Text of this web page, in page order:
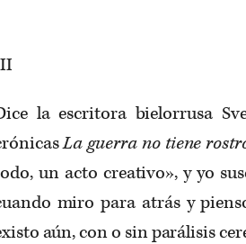
la escritora bielorrusa
La guerra no tiene
un acto creativo», y yo
miro para atrás y
aún, con o sin parálisis